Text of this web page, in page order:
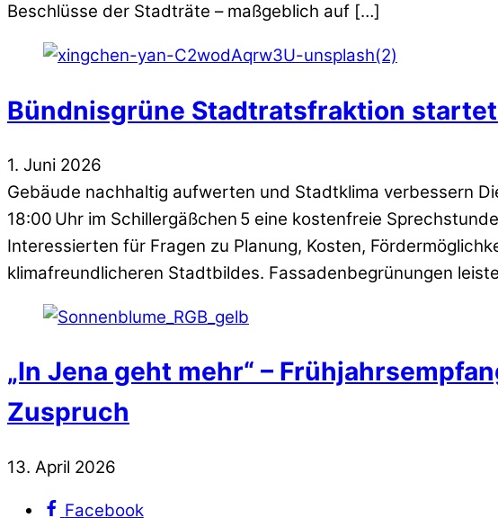
Beschlüsse der Stadträte – maßgeblich auf […]
Bündnisgrüne Stadtratsfraktion
1. Juni 2026
Gebäude nachhaltig aufwerten und Stadtklima verbessern
18:00 Uhr im Schillergäßchen 5 eine kostenfreie
Interessierten für Fragen zu Planung, Kosten,
klimafreundlicheren Stadtbildes. Fassadenbegrünungen
„In Jena geht mehr“ –
Zuspruch
13. April 2026
Facebook